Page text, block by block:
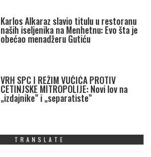
Karlos Alkaraz slavio titulu u restoranu
naših iseljenika na Menhetnu: Evo šta je
obećao menadžeru Gutiću
VRH SPC I REŽIM VUČIĆA PROTIV
CETINJSKE MITROPOLIJE: Novi lov na
„izdajnike” i „separatiste”
TRANSLATE